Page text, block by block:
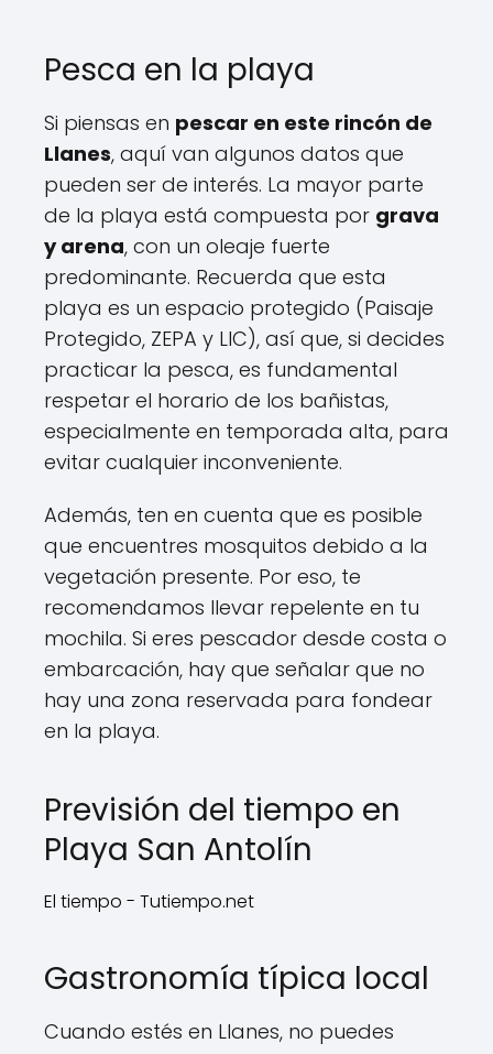
Pesca en la playa
Si piensas en pescar en este rincón de
Llanes, aquí van algunos datos que
pueden ser de interés. La mayor parte
de la playa está compuesta por grava
y arena, con un oleaje fuerte
predominante. Recuerda que esta
playa es un espacio protegido (Paisaje
Protegido, ZEPA y LIC), así que, si decides
practicar la pesca, es fundamental
respetar el horario de los bañistas,
especialmente en temporada alta, para
evitar cualquier inconveniente.
Además, ten en cuenta que es posible
que encuentres mosquitos debido a la
vegetación presente. Por eso, te
recomendamos llevar repelente en tu
mochila. Si eres pescador desde costa o
embarcación, hay que señalar que no
hay una zona reservada para fondear
en la playa.
Previsión del tiempo en
Playa San Antolín
El tiempo - Tutiempo.net
Gastronomía típica local
Cuando estés en Llanes, no puedes